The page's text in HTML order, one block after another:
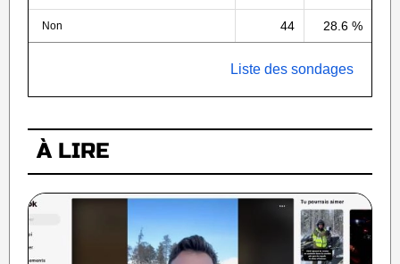
Non 44 28.6 %
Liste des sondages
À LIRE